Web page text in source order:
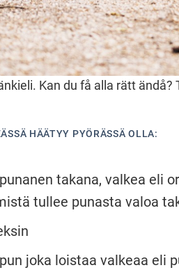
Kan du få alla rätt ändå?
HÄÄTYY PYÖRÄSSÄ OLLA:
takana, valkea eli
tullee punasta valoa
joka loistaa valkeaa eli